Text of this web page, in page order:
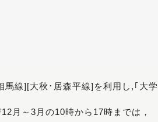
線][大秋･居森平線]を利用し,｢大学
月～3月の10時から17時までは，